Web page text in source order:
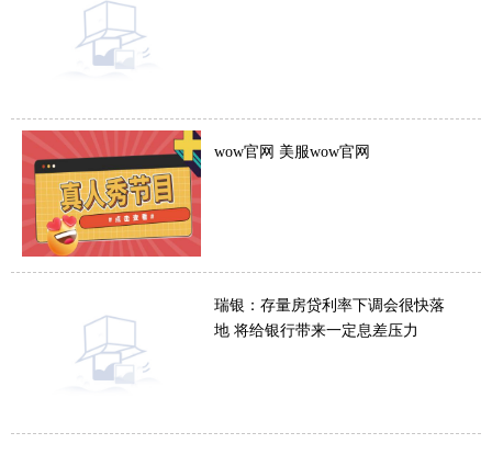
wow官网 美服wow官网
瑞银：存量房贷利率下调会很快落
地 将给银行带来一定息差压力